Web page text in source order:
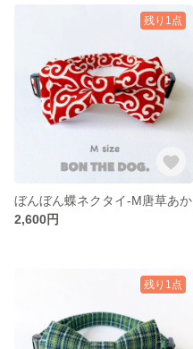
残り1点
ぼんぼん蝶ネクタイ-M唐草あか
2,600円
残り1点